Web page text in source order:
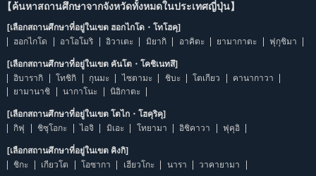
【ค้นหาสถานศึกษาจากจังหวัดทั้งหมดในประเทศญี่ปุ่น】
[เลือกสถานศึกษาที่อยู่ในเขต ฮอกไกโด・โทโฮคุ]
ฮอกไกโด
อาโอโมริ อิวาเตะ มิยากิ อาคิตะ ยามากาตะ ฟุกุชิมา
[เลือกสถานศึกษาที่อยู่ในเขต คันโต・โคชิเนทสึ]
อิบารากิ
โทชิกิ กุนมะ ไซตามะ ชิบะ โตเกียว
คานากาวา
ยามานาชิ
นากาโนะ นิอิกาตะ
[เลือกสถานศึกษาที่อยู่ในเขต โตไก・โฮคุริคุ]
กิฟุ
ชิซุโอกะ ไอจิ มิเอะ โทยามา อิชิคาวา ฟุคุอิ
[เลือกสถานศึกษาที่อยู่ในเขต คิงกิ]
ชิกะ
เกียวโต โอซากา เฮียวโกะ นารา วาคายามา